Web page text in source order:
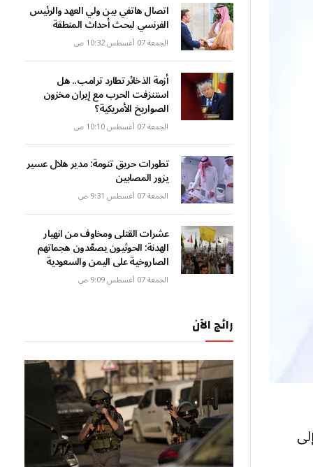
اتصال هاتفي بين ولي العهد والرئيس
الفرنسي لبحث أحداث المنطقة
الجمعة 07 أغسطس 10:32 ص
أزمة الذخائر تطارد ترامب.. هل
استنزفت الحرب مع إيران مخزون
الصواريخ الأمريكية؟
الجمعة 07 أغسطس 10:10 ص
تطورات حريق تنومة: مدير هلال عسير
يزور المصابين
الجمعة 07 أغسطس 9:31 ص
عشرات القتلى ومخاوف من انهيار
الهدنة: الحوثيون يصعّدون هجماتهم
الصاروخية على اليمن والسعودية
الجمعة 07 أغسطس 9:09 ص
رائج الآن